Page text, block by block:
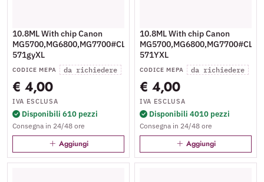
10.8ML With chip Canon
MG5700,MG6800,MG7700#CLI-
571gyXL
CODICE MEPA da richiedere
€ 4,00
IVA ESCLUSA
Disponibili 610 pezzi
Consegna in 24/48 ore
Aggiungi
10.8ML With chip Canon
MG5700,MG6800,MG7700#CLI-
571YXL
CODICE MEPA da richiedere
€ 4,00
IVA ESCLUSA
Disponibili 4010 pezzi
Consegna in 24/48 ore
Aggiungi